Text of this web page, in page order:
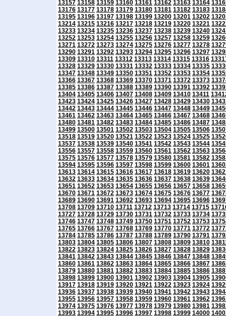
13157 13158 13159 13160 13161 13162 13163 13164
13176 13177 13178 13179 13180 13181 13182 13183
13195 13196 13197 13198 13199 13200 13201 13202
13214 13215 13216 13217 13218 13219 13220 13221
13233 13234 13235 13236 13237 13238 13239 13240
13252 13253 13254 13255 13256 13257 13258 13259
13271 13272 13273 13274 13275 13276 13277 13278
13290 13291 13292 13293 13294 13295 13296 13297
13309 13310 13311 13312 13313 13314 13315 13316
13328 13329 13330 13331 13332 13333 13334 13335
13347 13348 13349 13350 13351 13352 13353 13354
13366 13367 13368 13369 13370 13371 13372 13373
13385 13386 13387 13388 13389 13390 13391 13392
13404 13405 13406 13407 13408 13409 13410 13411
13423 13424 13425 13426 13427 13428 13429 13430
13442 13443 13444 13445 13446 13447 13448 13449
13461 13462 13463 13464 13465 13466 13467 13468
13480 13481 13482 13483 13484 13485 13486 13487
13499 13500 13501 13502 13503 13504 13505 13506
13518 13519 13520 13521 13522 13523 13524 13525
13537 13538 13539 13540 13541 13542 13543 13544
13556 13557 13558 13559 13560 13561 13562 13563
13575 13576 13577 13578 13579 13580 13581 13582
13594 13595 13596 13597 13598 13599 13600 13601
13613 13614 13615 13616 13617 13618 13619 13620
13632 13633 13634 13635 13636 13637 13638 13639
13651 13652 13653 13654 13655 13656 13657 13658
13670 13671 13672 13673 13674 13675 13676 13677
13689 13690 13691 13692 13693 13694 13695 13696
13708 13709 13710 13711 13712 13713 13714 13715
13727 13728 13729 13730 13731 13732 13733 13734
13746 13747 13748 13749 13750 13751 13752 13753
13765 13766 13767 13768 13769 13770 13771 13772
13784 13785 13786 13787 13788 13789 13790 13791
13803 13804 13805 13806 13807 13808 13809 13810
13822 13823 13824 13825 13826 13827 13828 13829
13841 13842 13843 13844 13845 13846 13847 13848
13860 13861 13862 13863 13864 13865 13866 13867
13879 13880 13881 13882 13883 13884 13885 13886
13898 13899 13900 13901 13902 13903 13904 13905
13917 13918 13919 13920 13921 13922 13923 13924
13936 13937 13938 13939 13940 13941 13942 13943
13955 13956 13957 13958 13959 13960 13961 13962
13974 13975 13976 13977 13978 13979 13980 13981
13993 13994 13995 13996 13997 13998 13999 14000